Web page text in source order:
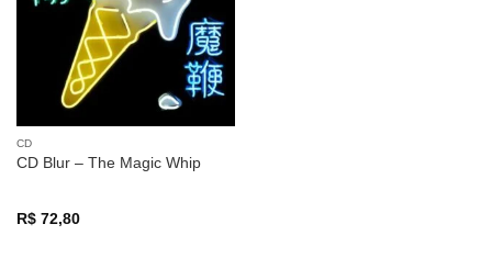
CD
CD Blur – The Magic Whip
R$72,80